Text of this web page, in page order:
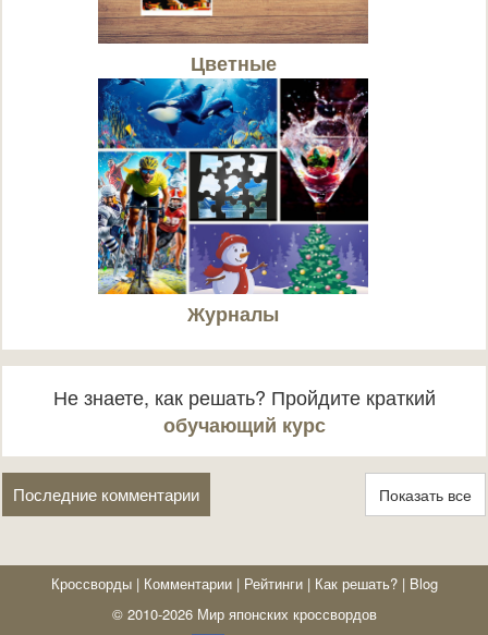
Цветные
Журналы
Не знаете, как решать? Пройдите краткий
обучающий курс
Последние комментарии Показать все
Кроссворды | Комментарии | Рейтинги | Как решать? | Blog
© 2010-2026 Мир японских кроссвордов